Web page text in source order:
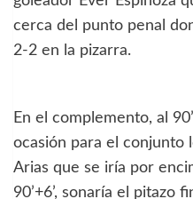
cerca del punto penal
2-2 en la pizarra.
En el complemento, al
ocasión para el conjunto
Arias que se iría por
90’+6’, sonaría el pitazo